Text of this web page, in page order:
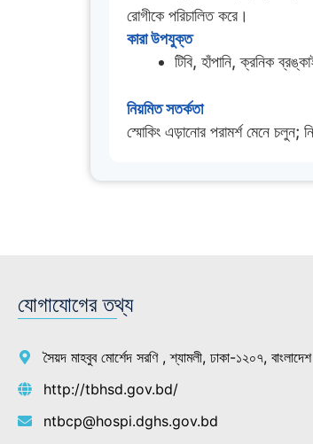
রোগীকে পরিচালিত করে।
কারা উপযুক্ত
টিবি, হাঁপানি, ক্রনিক
নিয়মিত সতর্কতা
স্মোকিং এড়ানোর পরামর্শ মেনে
যোগাযোগের তথ্য
সৈয়দ মাহবুব মোর্শেদ সরণি , শ্যামলী, ঢাকা-১২০৭, বাংলাদেশ
http://tbhsd.gov.bd/
ntbcp@hospi.dghs.gov.bd